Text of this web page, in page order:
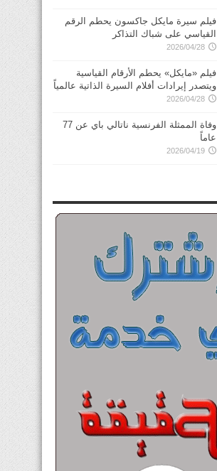
فيلم سيرة مايكل جاكسون يحطم الرقم
القياسي على شباك التذاكر
2026/04/28
فيلم «مايكل» يحطم الأرقام القياسية
ويتصدر إيرادات أفلام السيرة الذاتية عالمياً
2026/04/28
وفاة الممثلة الفرنسية ناتالي باي عن 77
عاماً
2026/04/19